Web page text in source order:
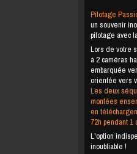
Pilotage
un souvenir
pilotage avec
Lors de votre
à 2 caméras
embarquée
orientée vers
Les deux
montées
en
72h pendant 1
L'option
inoubliable !